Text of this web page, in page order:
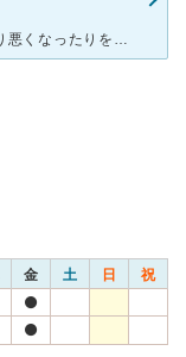
以前違う病院に通ってて、症状が良くなったり悪くなったりを繰り返していたので知り合いの紹介で山本肛門科に通うことにしました。 病名がずっと切れ痔と言われていましたが痔瘻だった事がわかり手術をしてもらい
金 土 日 祝